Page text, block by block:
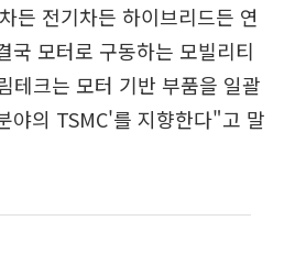
든 전기차든 하이브리드든 연
국 모터로 구동하는 모빌리티
테크는 모터 기반 부품을 일괄
야의 TSMC'를 지향한다"고 말